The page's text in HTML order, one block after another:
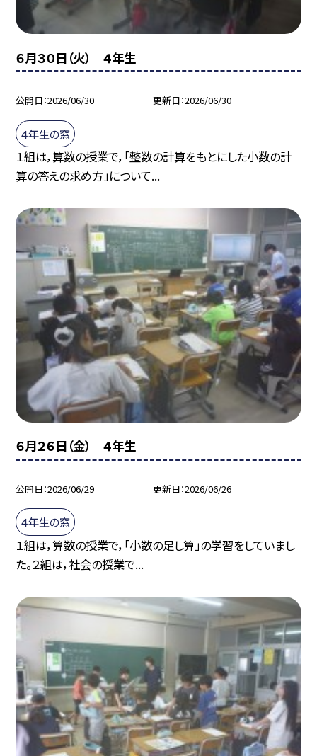
６月３０日（火） ４年生
公開日 2026/06/30 更新日 2026/06/30
４年生の窓
１組は，算数の授業で，「整数の計算をもとにした小数の計
算の答えの求め方」について...
６月２６日（金） ４年生
公開日 2026/06/29 更新日 2026/06/26
４年生の窓
１組は，算数の授業で，「小数の足し算」の学習をしていまし
た。２組は，社会の授業で...